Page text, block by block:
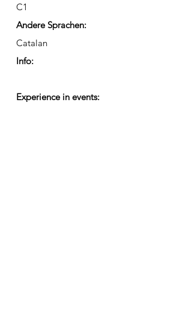
C1
Andere Sprachen:
Catalan
Info:
Experience in events: